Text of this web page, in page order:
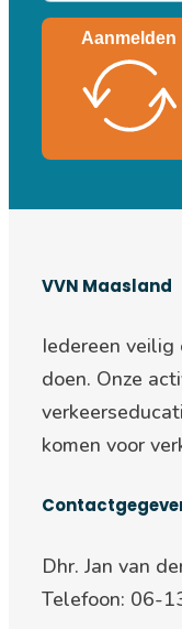
Aanmelden
VVN Maasland
Iedereen
doen. Onze
komen voor
Dhr. Jan van
Telefoon: 06-